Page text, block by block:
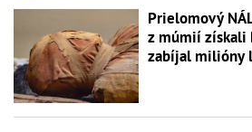
Prielomový
z múmií získali
zabíjal milióny